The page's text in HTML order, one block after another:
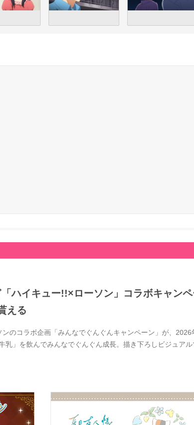
ハイキュー!!×ローソン」コラボキャン
える
ンのコラボ企画「みんなでぐんぐんキャンペーン」が、
乳」を飲んでみんなでぐんぐん成長。描き下ろしビジュア